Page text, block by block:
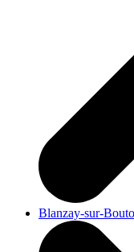
Blanzay-sur-